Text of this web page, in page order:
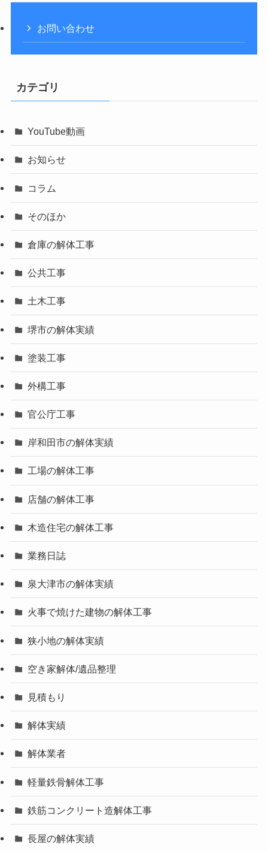
お問い合わせ
カテゴリ
YouTube動画
お知らせ
コラム
そのほか
倉庫の解体工事
公共工事
土木工事
堺市の解体実績
塗装工事
外構工事
官公庁工事
岸和田市の解体実績
工場の解体工事
店舗の解体工事
木造住宅の解体工事
業務日誌
泉大津市の解体実績
火事で焼けた建物の解体工事
狭小地の解体実績
空き家解体/遺品整理
見積もり
解体実績
解体業者
軽量鉄骨解体工事
鉄筋コンクリート造解体工事
長屋の解体実績